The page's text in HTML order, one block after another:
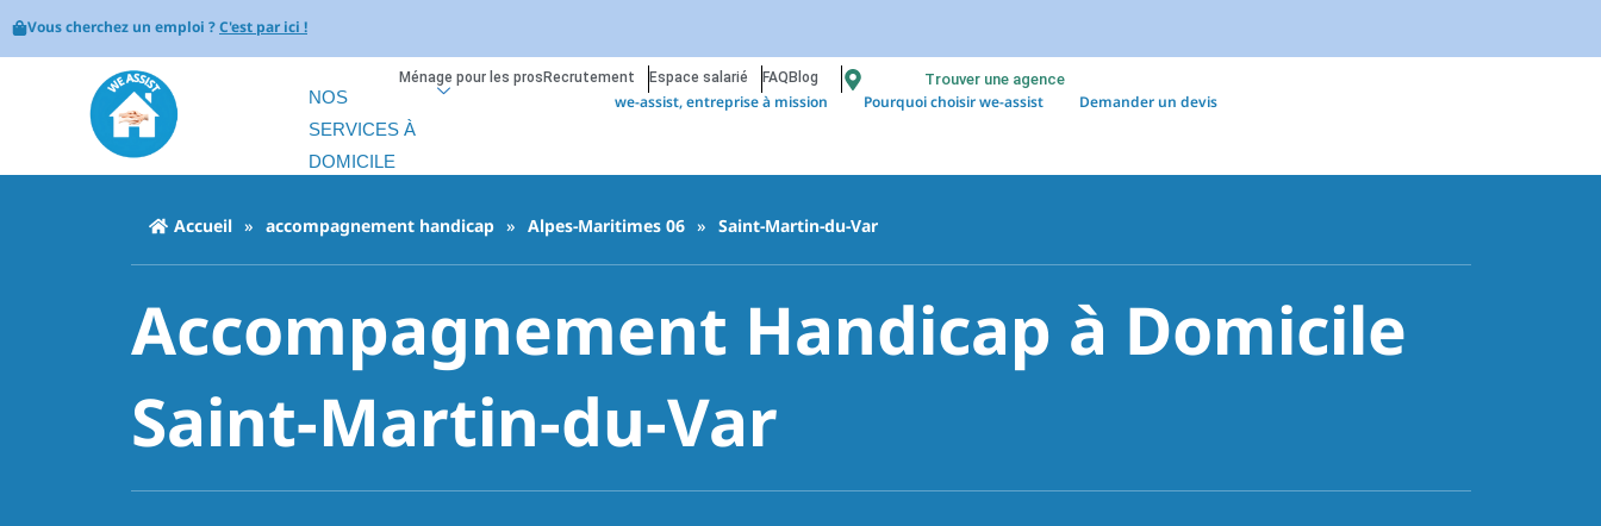
Vous cherchez un emploi ?C'est par ici !
Ménage pour les pros Recrutement Espace salarié FAQ Blog Trouver une agence
NOS
SERVICES À
DOMICILE
we-assist, entreprise à mission Pourquoi choisir we-assist Demander un devis
Accueil » accompagnement handicap » Alpes-Maritimes 06 » Saint-Martin-du-Var
Accompagnement Handicap à Domicile
Saint-Martin-du-Var